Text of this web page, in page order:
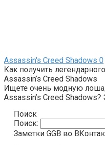
Assassin's Creed Shadows 0
Как получить
Assassin’s Creed Shadows
Ищете очень модную
Assassin’s Creed Shadows?
Поиск
Поиск:
Заметки GGB во